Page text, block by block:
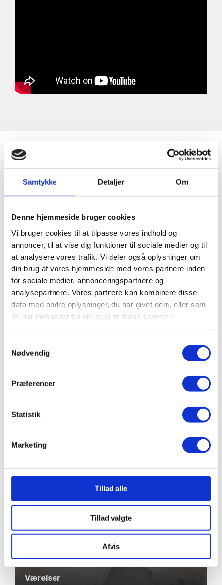
Samtykke Detaljer Om
Denne hjemmeside bruger cookies
Vi bruger cookies til at tilpasse vores indhold og
annoncer, til at vise dig funktioner til sociale medier og til
at analysere vores trafik. Vi deler også oplysninger om
din brug af vores hjemmeside med vores partnere inden
for sociale medier, annonceringspartnere og
analysepartnere. Vores partnere kan kombinere disse
data med andre oplysninger, du har givet dem, eller som
de har indsamlet fra din brug af deres tjenester.
Nødvendig
Præferencer
Statistik
Marketing
Tillad alle
Tillad valgte
Afvis
SKEMA FOR UGEN
INDKVARTERING
Værelser